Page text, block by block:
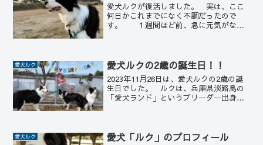
愛犬ルクが復活しました。 実は、ここ
何日かこれまでになく不調だったので
す。 １週間ほど前、急に元気がなく
く、心当たりはありませんで...
愛犬ルク 愛犬ルクの2歳の誕生日！！
2023年11月26日は、愛犬ルクの2歳の誕
生日でした。 ルクは、兵庫県淡路島の
「愛犬ランド」というブリーダー出身で
すが、そのう...
愛犬ルク 愛犬「ルク」のプロフィール